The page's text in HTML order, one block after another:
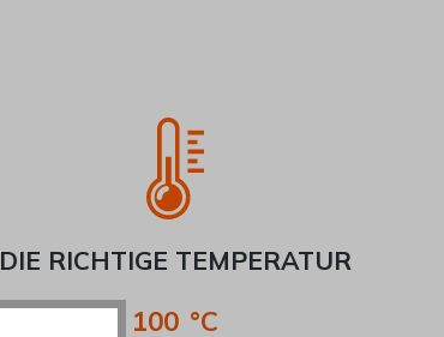
DIE RICHTIGE TEMPERATUR
100 °C